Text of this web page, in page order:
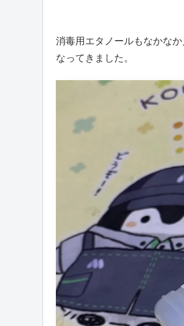
消毒用エタノールもなかな
なってきました。